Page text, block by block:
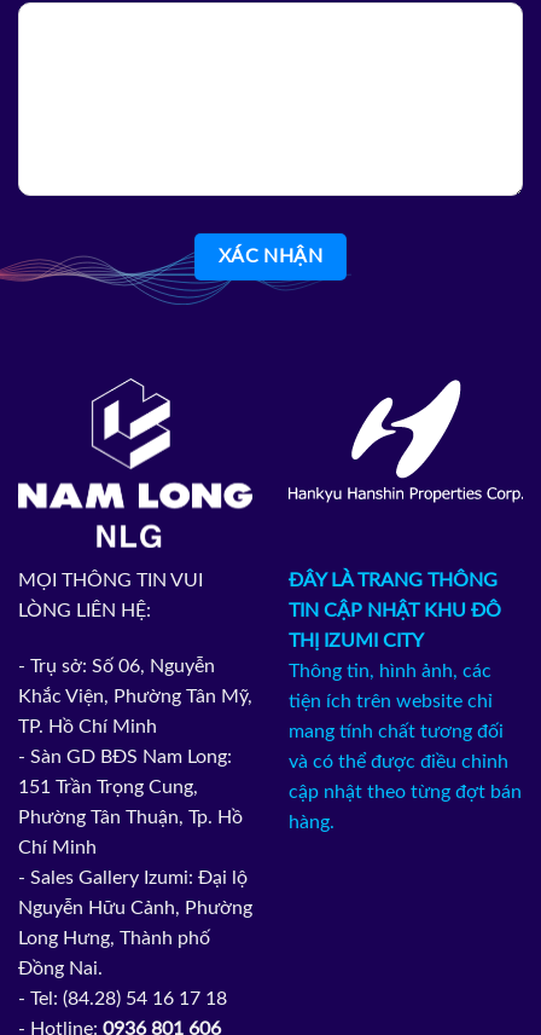
MỌI THÔNG TIN VUI
LÒNG LIÊN HỆ:
- Trụ sở: Số 06, Nguyễn
Khắc Viện, Phường Tân Mỹ,
TP. Hồ Chí Minh
- Sàn GD BĐS Nam Long:
151 Trần Trọng Cung,
Phường Tân Thuận, Tp. Hồ
Chí Minh
- Sales Gallery Izumi: Đại lộ
Nguyễn Hữu Cảnh, Phường
Long Hưng, Thành phố
Đồng Nai.
- Tel: (84.28) 54 16 17 18
- Hotline: 0936 801 606
ĐÂY LÀ TRANG THÔNG
TIN CẬP NHẬT KHU ĐÔ
THỊ IZUMI CITY
Thông tin, hình ảnh, các
tiện ích trên website chỉ
mang tính chất tương đối
và có thể được điều chỉnh
cập nhật theo từng đợt bán
hàng.